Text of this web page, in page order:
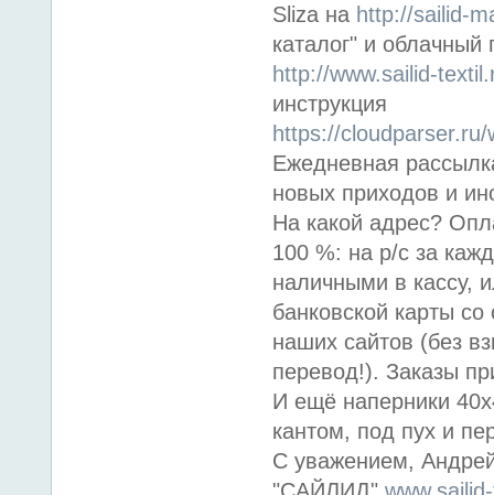
Sliza на http://sailid-
каталог" и облачный
http://www.sailid-
инструкция
https://cloudparser.ru/
Ежедневная
новых приходов и
На какой адрес?
100 %: на р/с за
наличными в кассу,
банковской карты
наших сайтов (без
перевод!). Заказы
И ещё наперники
кантом, под пух и
С уважением,